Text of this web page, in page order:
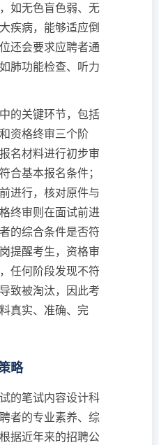
如无色盲色弱、无
疾病，能够适应倒
还会要求应聘者通
肺功能检查、听力
的关键环节，包括
资格终审三个阶
名材料进行初步审
合基本报名条件；
进行，核对原件与
终审则在面试前进
的综合条件是否符
提醒考生，资格审
任何阶段发现不符
致被淘汰，因此考
真实、准确、完
略
的笔试内容设计科
者的专业素养、综
据近年来的招聘公